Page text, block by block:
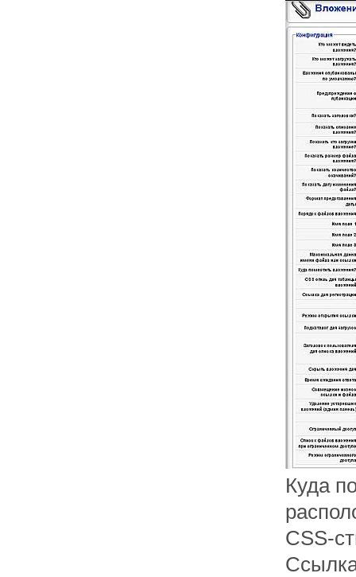
Куда
CSS-